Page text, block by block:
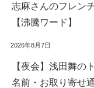
志麻さんのフレン
【沸騰ワード】
2026年8月7日
【夜会】浅田舞の
名前・お取り寄せ